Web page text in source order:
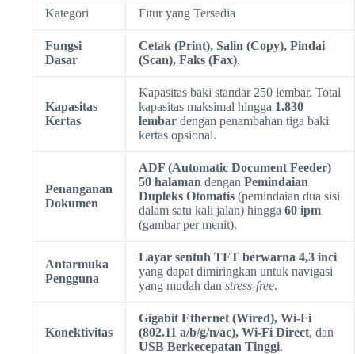
Kategori Fitur yang Tersedia
Fungsi
Dasar
Cetak (Print), Salin (Copy), Pindai
(Scan), Faks (Fax).
Kapasitas
Kertas
Kapasitas baki standar 250 lembar. Total
kapasitas maksimal hingga 1.830
lembar dengan penambahan tiga baki
kertas opsional.
Penanganan
Dokumen
ADF (Automatic Document Feeder)
50 halaman dengan Pemindaian
Dupleks Otomatis (pemindaian dua sisi
dalam satu kali jalan) hingga 60 ipm
(gambar per menit).
Antarmuka
Pengguna
Layar sentuh TFT berwarna 4,3 inci
yang dapat dimiringkan untuk navigasi
yang mudah dan stress-free.
Konektivitas
Gigabit Ethernet (Wired), Wi-Fi
(802.11 a/b/g/n/ac), Wi-Fi Direct, dan
USB Berkecepatan Tinggi.